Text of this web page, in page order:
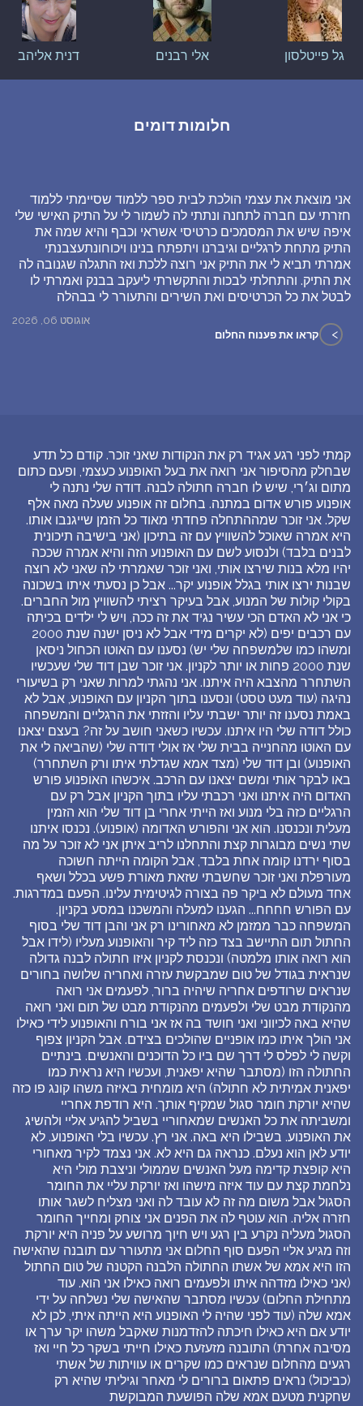
גל פייטלסון אלי רבנים דנית אליהב
חלומות דומים
אני מוצאת את עצמי הולכת לבית ספר ללמוד שסיימתי ללמוד
חזרתי עם חברה לתחנה ונתתי לה לשמור לי על התיק האישי שלי
איפה שיש את המסמכים כרטיסי אשראי וכבף והיא שמה את
התיק מתחת לרגליים וגיברנו ויתפתח בנינו ויכוחונתעצבנתי
אמרתי תביא לי את התיק אני רוצה ללכת ואז התגלה שגנובה לה
את התיק. והתחלתי לבכות והתקשרתי ליעקב בבנק ואמרתי לו
לבטל את כל הכרטיסים ואת השירים והתעורר לי בבהלה
אוגוסט 06, 2026
> קראו את פענוח החלום
קמתי לפני רגע אגיד רק את הנקודות שאני זוכר. קודם כל תדע
שבחלק מהסיפור אני רואה את בעל האופנוע כעצמי, ופעם כתום
מתום וג׳רי, שיש לו חברה חתולה לבנה. דודה שלי נתנה לי
אופנוע פורש אדום במתנה. בחלום זה אופנוע שעלה מאה אלף
שקל. אני זוכר שמההתחלה פחדתי מאוד כל הזמן שייגנבו אותו.
היא אמרה שאוכל להשוויץ עם זה בתיכון (אני בישיבה תיכונית
לבנים בלבד) ולנסוע לשם עם האופנוע הזה והיא אמרה שככה
יהיו מלא בנות שירצו אותי, ואני זוכר שאמרתי לה שאני לא רוצה
שבנות ירצו אותי בגלל אופנוע יקר... אבל כן נסעתי איתו בשכונה
בקולי קולות של המנוע, אבל בעיקר רציתי להשוויץ מול החברים.
כי אני לא האדם הכי עשיר נגיד את זה ככה, ויש לי ילדים בכיתה
עם רכבים יפים (לא יקרים מידי אבל לא ניסן ישנה שנת 2000
ומשהו כמו שלמשפחה שלי יש) נסענו עם האוטו הכחול ניסאן
שנת 2000 פחות או יותר לקניון. אני זוכר שבן דוד שלי שעכשיו
השתחרר מהצבא היה איתנו. אני נהגתי למרות שאני רק בשיעורי
נהיגה (עוד מעט טסט) ונסענו בתוך הקניון עם האופנוע, אבל לא
באמת נסענו זה יותר ישבתי עליו והזזתי את הרגליים והמשפחה
כולל דודה שלי היו איתנו. עכשיו כשאני חושב על זה? בעצם יצאנו
עם האוטו מהחנייה בבית שלי אז אולי דודה שלי (שהביאה לי את
האופנוע) ובן דוד שלי (מצד אמא שגדלתי איתו ורק השתחרר)
באו לבקר אותי ומשם יצאנו עם הרכב. איכשהו האופנוע פורש
האדום היה איתנו ואני רכבתי עליו בתוך הקניון אבל רק עם
הרגליים כזה בלי מנוע ואז הייתי אחרי בן דוד שלי הוא הזמין
מעלית ונכנסנו. הוא אני והפורש האדומה (אופנוע). נכנסו איתנו
שתי נשים מבוגרות קצת והתחלנו לריב איתן אני לא זוכר על מה
בסוף ירדנו קומה אחת בלבד, אבל הקומה הייתה חשוכה
מעורפלת ואני זוכר שחשבתי שזאת מאורת פשע בכלל ושאף
אחד מעולם לא ביקר פה בצורה לגיטימית עלינו. הפעם במדרגות.
עם הפורש חחחח... הגענו למעלה והמשכנו במסע בקניון.
המשפחה כבר ממזמן לא מאחורינו רק אני והבן דוד שלי בסוף
החתול תום התיישב בצד כזה ליד קיר והאופנוע מעליו (לידו אבל
הוא רואה אותו מלמטה) ונכנסת לקניון איזו חתולה לבנה גדולה
שנראית בגודל של טום שמבקשת עזרה ואחריה שלושה בחורים
שנראים שרודפים אחריה שיהיה ברור, לפעמים אני רואה
מהנקודת מבט שלי ולפעמים מהנקודת מבט של תום ואני רואה
שהיא באה לכיווני ואני חושד בה אז אני בורח והאופנוע לידי כאילו
אני הולך איתו כמו אופניים שהולכים בצידם. אבל הקניון צפוף
וקשה לי לפלס לי דרך שם ביו כל הדוכנים והאנשים. בינתיים
החתולה הזו (מסתבר שהיא יפאנית, ועכשיו היא נראית כמו
יפאנית אמיתית לא חתולה) היא מומחית באיזה משהו קונג פו כזה
שהיא יורקת חומר סגול שמקיף אותך. היא רודפת אחריי
ומשביתה את כל האנשים שמאחוריי בשביל להגיע אליי ולהשיג
את האופנוע. בשבילו היא באה. אני רץ. עכשיו בלי האופנוע. לא
יודע לאן הוא נעלם. כנראה גם היא לא. אני נצמד לקיר מאחורי
היא קופצת קדימה מעל האנשים שממולי וניצבת מולי היא
נלחמת קצת עם עוד איזה מישהו ואז יורקת עליי את החומר
הסגול אבל משום מה זה לא עובד לה ואני מצליח לשגר אותו
חזרה אליה. הוא עוטף לה את הפנים אני צוחק ומחייך החומר
הסגול מעליה נקרע בין רגע ויש חיוך מרושע על פניה היא יורקת
וזה מגיע אליי הפעם סוף החלום אני מתעורר עם תובנה שהאישה
הזו היא אמא של אשתו החתולה הלבנה הקטנה של טום החתול
(אני כאילו מזדהה איתו ולפעמים רואה כאילו אני הוא. עוד
מתחילת החלום) עכשיו מסתבר שהאישה שלי נשלחה על ידי
אמא שלה (עוד לפני שהיה לי האופנוע היא הייתה איתי, לכן לא
יודע אם היא כאילו חיכתה להזדמנות שאקבל משהו יקר ערך או
מסיבה אחרת) התובנה מזעזעת כאילו חייתי בשקר כל חיי ואז
רגעים מהחלום שנראים כמו שקרים או עוויתות של אשתי
(כביכול) נראים פתאום ברורים לי מאחר וגיליתי שהיא רק
שחקנית מטעם אמא שלה הפושעת המבוקשת